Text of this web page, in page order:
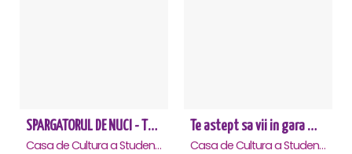
SPARGATORUL DE NUCI - Turneu National - Iasi
Casa de Cultura a Studentilor , Iasi
Te astept sa vii in gara mica - Mirabela Dauer & Gabriel Dorobantu - Iasi
Casa de Cultura a Studentilor , Iasi